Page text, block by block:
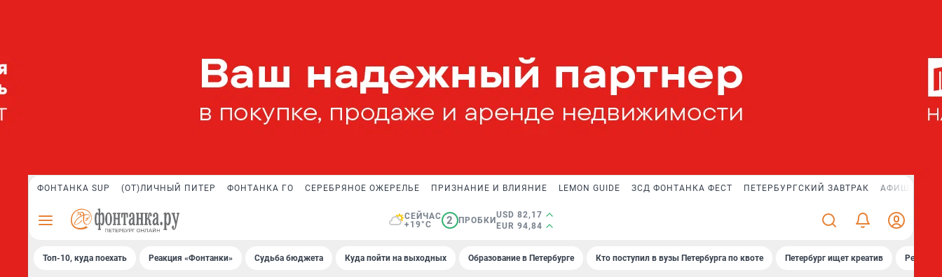
ФОНТАНКА SUP (ОТ)ЛИЧНЫЙ ПИТЕР ФОНТАНКА ГО СЕРЕБРЯНОЕ ОЖЕРЕЛЬЕ ПРИЗНАНИЕ И ВЛИЯНИЕ LEMON GUIDE ЗСД ФОНТАНКА ФЕСТ ПЕТЕРБУРГСКИЙ ЗАВТРАК АФИША PLUS
СЕЙЧАС
+19°C
2 ПРОБКИ
USD 82,17
EUR 94,84
Топ-10, куда поехать Реакция «Фонтанки» Судьба бюджета Куда пойти на выходных Образование в Петербурге Кто поступил в вузы Петербурга по квоте Петербург ищет креатив